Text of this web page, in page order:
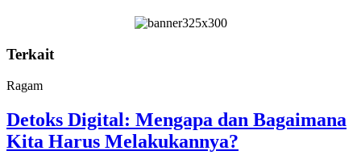
Terkait
Ragam
Detoks Digital: Mengapa dan Bagaimana
Kita Harus Melakukannya?